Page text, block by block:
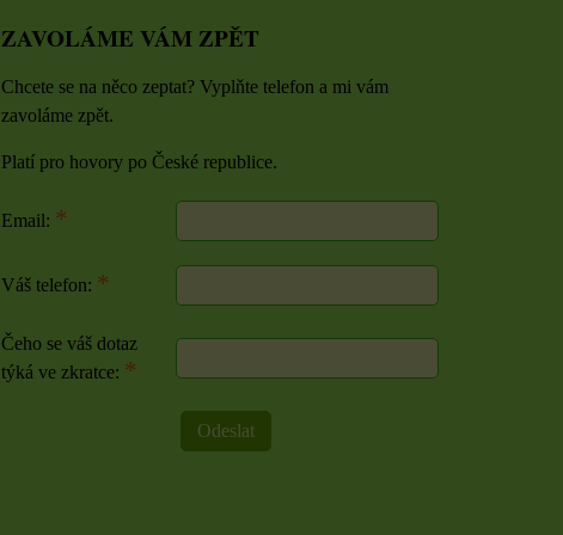
ZAVOLÁME VÁM ZPĚT
Chcete se na něco zeptat? Vyplňte telefon a mi vám
zavoláme zpět.
Platí pro hovory po České republice.
Email: *
Váš telefon: *
Čeho se váš dotaz
týká ve zkratce: *
Odeslat